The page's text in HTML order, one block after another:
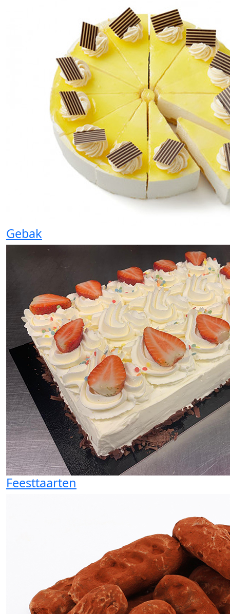
Gebak
Feesttaarten